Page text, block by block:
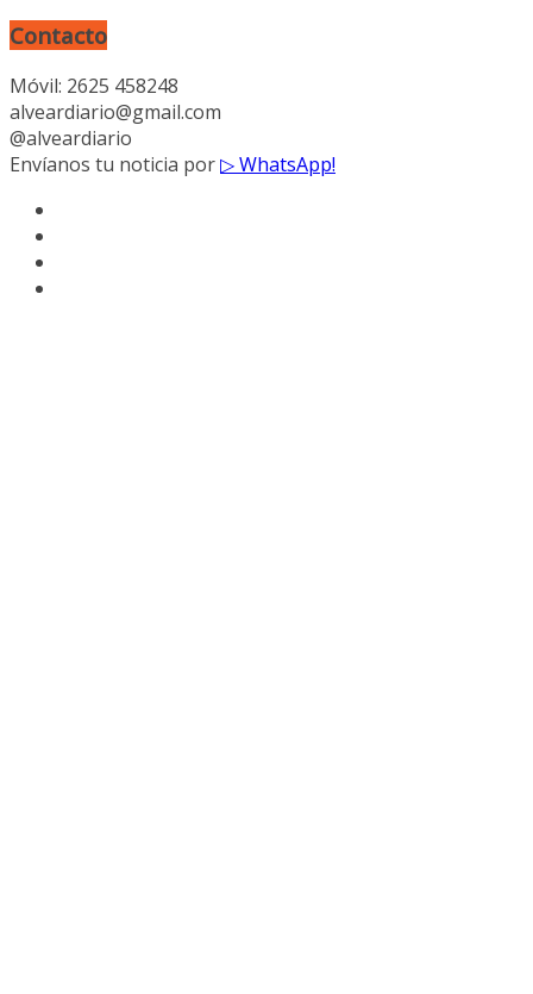
Contacto
Móvil: 2625 458248
alveardiario@gmail.com
@alveardiario
Envíanos tu noticia por▷ WhatsApp!